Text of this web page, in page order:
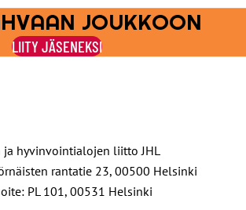
JOUKKOON
LIITY JÄSENEKSI
ja hyvinvointialojen liitto JHL
rantatie 23, 00500 Helsinki
PL 101, 00531 Helsinki